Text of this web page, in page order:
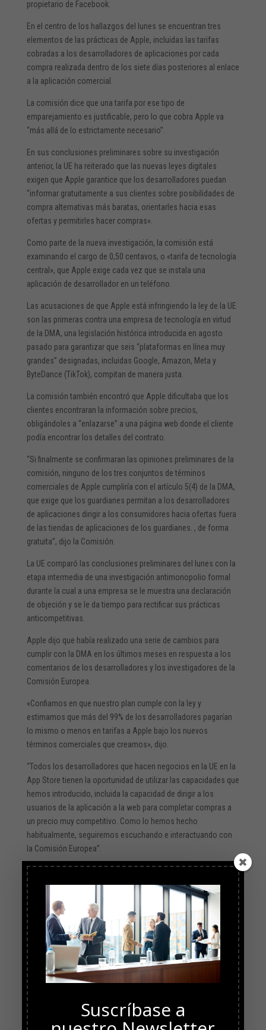
propietario de Facebook.
En el centro de los hallazgos del lunes se encuentran tres
elementos de las prácticas de Apple, incluidas las tarifas
cobradas a los desarrolladores de aplicaciones por cada
compra realizada dentro de los siete días posteriores al enlace
a la aplicación comercial.
La comisión dice que una tarifa por ese tipo de
emparejamiento es justificable, pero lo que cobra Apple va
“más allá de lo estrictamente necesario”.
En sus conclusiones preliminares sobre su investigación
anterior, la UE ha reiterado que las nuevas leyes digitales
exigen que Apple garantice que los desarrolladores puedan
“informar gratuitamente a sus clientes sobre posibilidades de
compra alternativas más baratas, orientarles hacia esas
ofertas y permitirles hacer compras».
Como parte de la nueva investigación, la comisión está
examinando el cargo de 0,50 centavos, o «tarifa de tecnología
central», que Apple exige cada vez que se instala una
aplicación de desarrollador en un teléfono.
Las acusaciones de que Apple está infringiendo la ley de la UE
son las primeras contra una empresa de tecnología en virtud
de la DMA, una legislación histórica introducida en agosto
pasado para garantizar que seis “plataformas en línea muy
grandes” designadas, incluidas Google, Amazon, Meta y
ByteDance (TikTok), compitan de manera justa.
La comisión también encontró que Apple dificultaba que los
clientes encontraran la información sobre precios,
obligándoles a “enlazarse” a una página web donde el cliente
podía encontrar los detalles del contrato.
“Si finalmente se confirmaran las opiniones preliminares de la
comisión, ninguno de los tres conjuntos de términos
comerciales de Apple cumpliría con el artículo 5(4) de la DMA,
que exige que los guardianes permitan a los desarrolladores
de aplicaciones dirigir a los consumidores hacia ofertas fuera
de las tiendas de aplicaciones de los guardianes. , de forma
gratuita”, dijo la Comisión.
La UE comparó las conclusiones preliminares del lunes con la
etapa intermedia de una investigación antimonopolio formal
durante la cual a una empresa se le muestra una declaración
de objeción y se le da tiempo para rectificar sus prácticas
anticompetitivas.
Apple dijo que había realizado una serie de cambios para
cumplir con la DMA en los últimos meses en respuesta a los
comentarios de los desarrolladores y los investigadores de la
Comisión Europea.
«Confiamos en que nuestro plan cumple con la ley y
estimamos que más del 99% de los desarrolladores pagarían
lo mismo o menos en tarifas a Apple bajo los nuevos
términos comerciales que creamos», dijo.
“Todos los desarrolladores que hacen negocios en la UE en la
App Store tienen la oportunidad de utilizar las capacidades que
hemos introducido, incluida la capacidad de dirigir a los
usuarios de la aplicación a la web para completar compras a
un precio muy competitivo. Como lo hemos hecho
habitualmente, seguiremos escuchando e interactuando con
la Comisión Europea”.
Fuente:
https://www.theguardian.com/technology/article/2024/jun/24/
apple-breach-eu-competition-rules-digital-markets-act
Suscríbase a